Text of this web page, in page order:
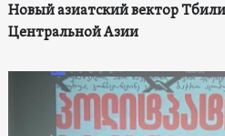
Новый азиатский вектор
Центральной Азии